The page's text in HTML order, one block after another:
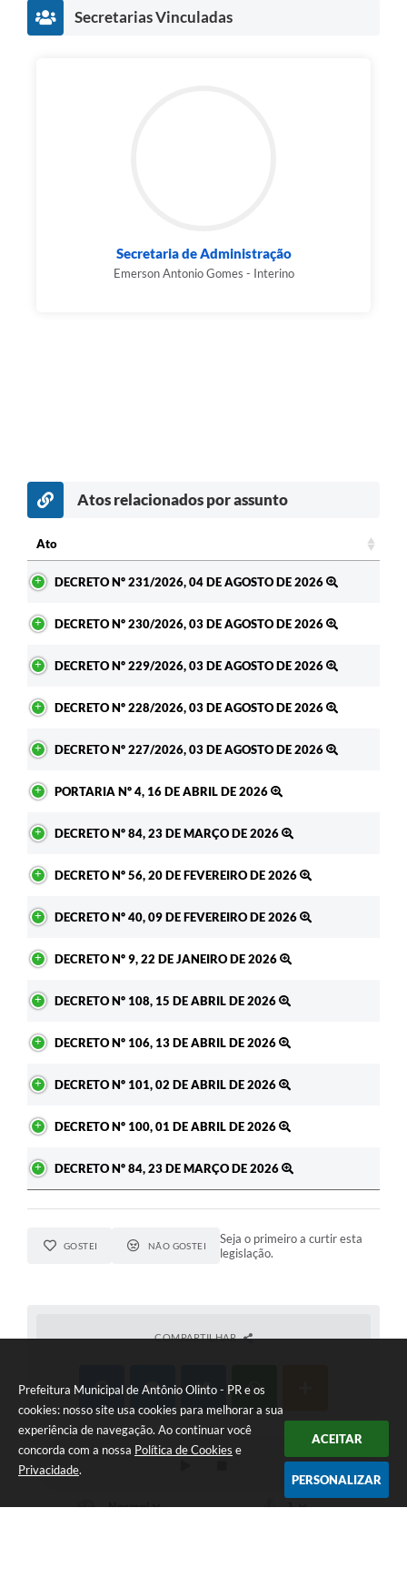
Prefeitura Municipal de Antônio Olinto - PR e os
cookies: nosso site usa cookies para melhorar a sua
experiência de navegação. Ao continuar você
concorda com a nossa Política de Cookies e
Privacidade.
ACEITAR
PERSONALIZAR
Obras
LGPD
Modelos de Documentos
Regulamentação Governo Digital
Secretarias Vinculadas
Secretaria de Administração
Emerson Antonio Gomes - Interino
Atos relacionados por assunto
Ato
DECRETO Nº 231/2026, 04 DE AGOSTO DE 2026
DECRETO Nº 230/2026, 03 DE AGOSTO DE 2026
DECRETO Nº 229/2026, 03 DE AGOSTO DE 2026
DECRETO Nº 228/2026, 03 DE AGOSTO DE 2026
DECRETO Nº 227/2026, 03 DE AGOSTO DE 2026
PORTARIA Nº 4, 16 DE ABRIL DE 2026
DECRETO Nº 84, 23 DE MARÇO DE 2026
DECRETO Nº 56, 20 DE FEVEREIRO DE 2026
DECRETO Nº 40, 09 DE FEVEREIRO DE 2026
DECRETO Nº 9, 22 DE JANEIRO DE 2026
DECRETO Nº 108, 15 DE ABRIL DE 2026
DECRETO Nº 106, 13 DE ABRIL DE 2026
DECRETO Nº 101, 02 DE ABRIL DE 2026
DECRETO Nº 100, 01 DE ABRIL DE 2026
DECRETO Nº 84, 23 DE MARÇO DE 2026
GOSTEI NÃO GOSTEI
Seja o primeiro a curtir esta
legislação.
COMPARTILHAR